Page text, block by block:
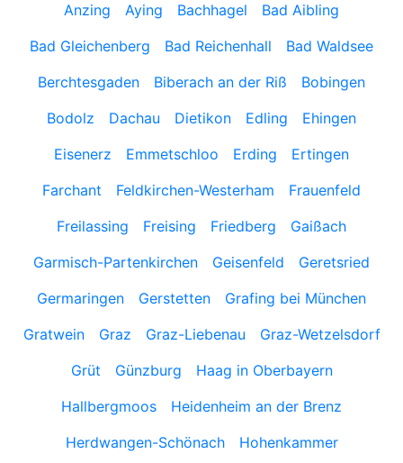
Anzing
Aying Bachhagel
Bad Aibling
Bad Gleichenberg
Bad Reichenhall
Bad Waldsee
Berchtesgaden
Biberach an der Riß
Bobingen
Bodolz
Dachau Dietikon Edling
Ehingen
Eisenerz
Emmetschloo Erding
Ertingen
Farchant
Feldkirchen-Westerham
Frauenfeld
Freilassing
Freising Friedberg
Gaißach
Garmisch-Partenkirchen
Geisenfeld
Geretsried
Germaringen
Gerstetten
Grafing bei München
Gratwein
Graz Graz-Liebenau
Graz-Wetzelsdorf
Grüt
Günzburg
Haag in Oberbayern
Hallbergmoos
Heidenheim an der Brenz
Herdwangen-Schönach
Hohenkammer